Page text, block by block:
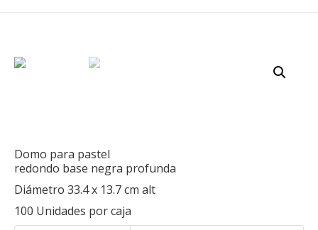
Domo para pastel
redondo base negra profunda
Diámetro 33.4 x 13.7 cm alt
100 Unidades por caja